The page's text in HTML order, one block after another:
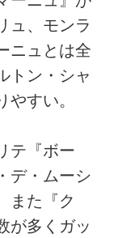
ュ、モンラ
ニュとは全
トン・シャ
すい。
テ『ボー
デ・ムーシ
また『ク
が多くガッ